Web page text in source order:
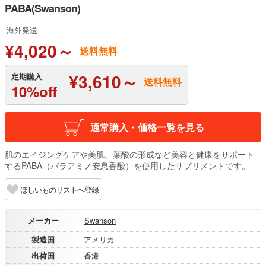
PABA(Swanson)
海外発送
¥4,020～ 送料無料
定期購入
10%off ¥3,610～ 送料無料
通常購入・価格一覧を見る
肌のエイジングケアや美肌、葉酸の形成など美容と健康をサポート
するPABA（パラアミノ安息香酸）を使用したサプリメントです。
ほしいものリストへ登録
メーカー
Swanson
製造国
アメリカ
出荷国
香港